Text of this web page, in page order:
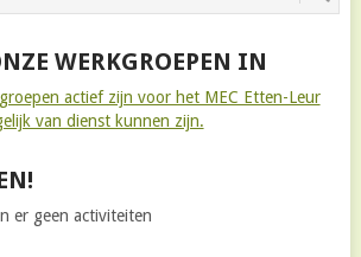
WERKGROEPEN IN
actief zijn voor het MEC Etten-Leur
van dienst kunnen zijn.
er geen activiteiten